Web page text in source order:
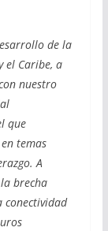
de la
el Caribe, a
nuestro
que
temas
A
brecha